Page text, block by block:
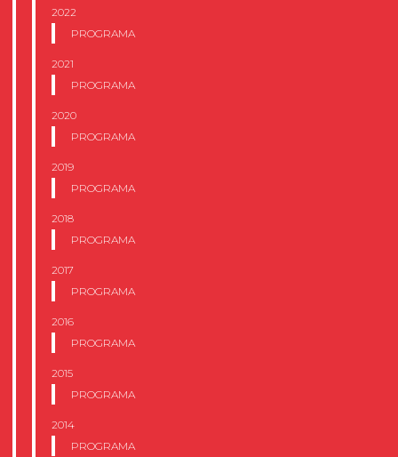
2022
PROGRAMA
2021
PROGRAMA
2020
PROGRAMA
2019
PROGRAMA
2018
PROGRAMA
2017
PROGRAMA
2016
PROGRAMA
2015
PROGRAMA
2014
PROGRAMA